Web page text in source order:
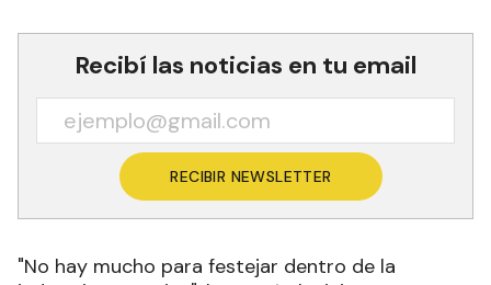
Recibí las noticias en tu email
RECIBIR NEWSLETTER
"No hay mucho para festejar dentro de la